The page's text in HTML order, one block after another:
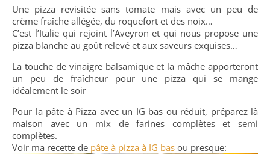
Une pizza revisitée sans tomate mais avec un peu de
crème fraîche allégée, du roquefort et des noix…
C’est l’Italie qui rejoint l’Aveyron et qui nous propose une
pizza blanche au goût relevé et aux saveurs exquises…
La touche de vinaigre balsamique et la mâche apporteront
un peu de fraîcheur pour une pizza qui se mange
idéalement le soir
Pour la pâte à Pizza avec un IG bas ou réduit, préparez là
maison avec un mix de farines complètes et semi
complètes.
Voir ma recette de pâte à pizza à IG bas ou presque: